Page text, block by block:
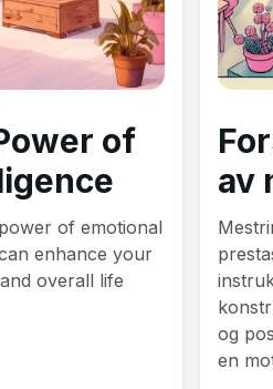
of
of emotional
enhance your
overall life
av
og
en